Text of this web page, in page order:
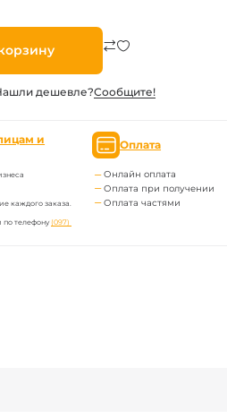
дешевле?Сообщите!
и
каждого заказа.
по телефону(097)
Оплата
Онлайн оплата
Оплата при получении
Оплата частями